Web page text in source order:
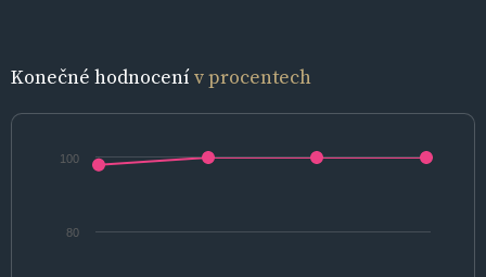
Konečné hodnocenív procentech
80
100